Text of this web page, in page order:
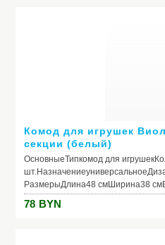
Комод для игрушек
секции (белый)
ОсновныеТипкомод для
РазмерыДлина48 смШирина38
78 BYN